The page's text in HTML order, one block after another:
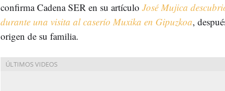
confirma Cadena SER en su artículo José Mujica
durante una visita al caserío Muxika en Gipuzkoa,
origen de su familia.